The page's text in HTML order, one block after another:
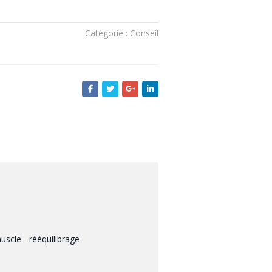
Catégorie : Conseil
- rééquilibrage